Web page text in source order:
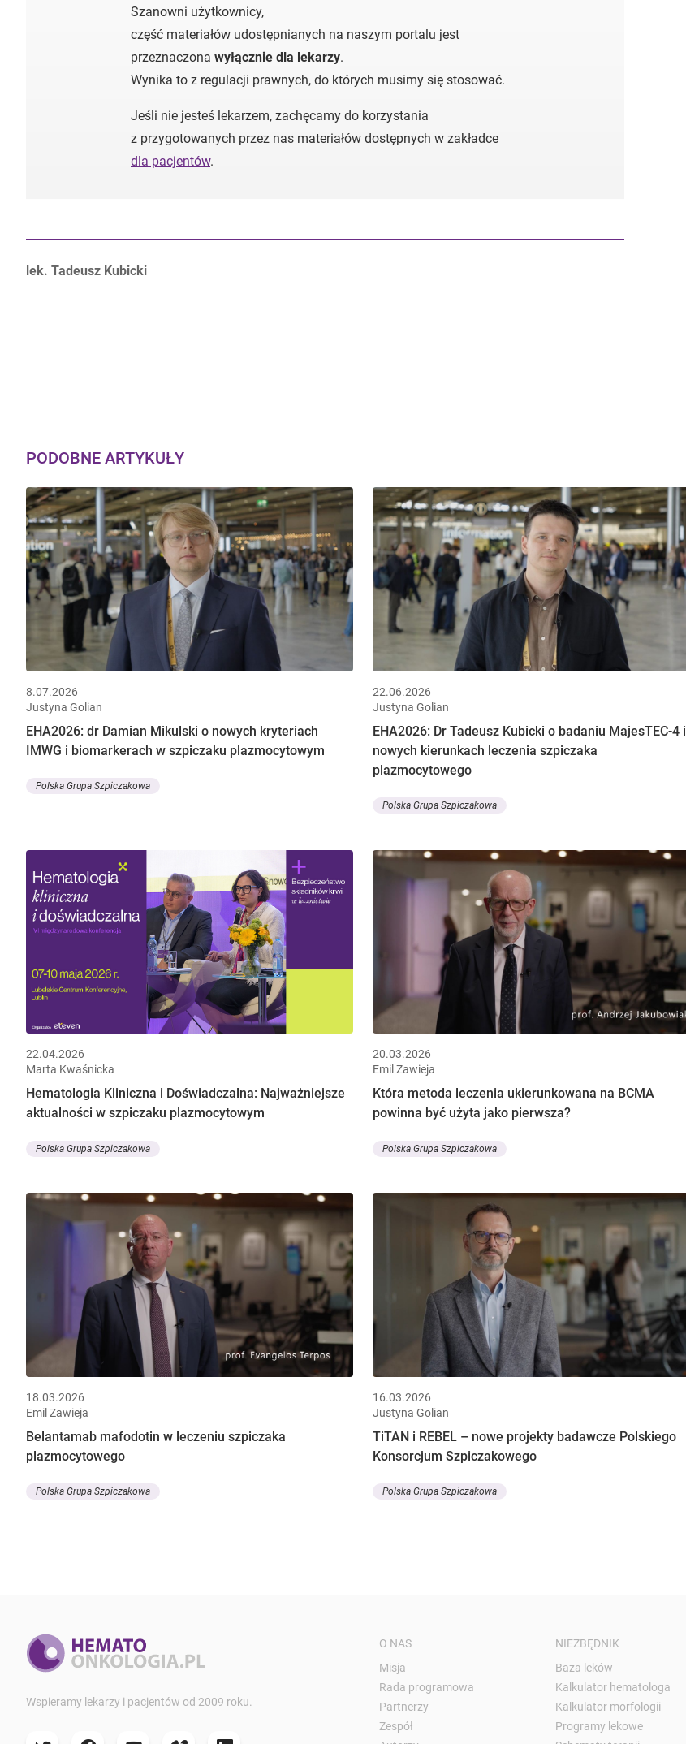
Szanowni użytkownicy,
część materiałów udostępnianych na naszym portalu jest
przeznaczona wyłącznie dla lekarzy.
Wynika to z regulacji prawnych, do których musimy się stosować.
Jeśli nie jesteś lekarzem, zachęcamy do korzystania
z przygotowanych przez nas materiałów dostępnych w zakładce
dla pacjentów.
Autorzy:
lek. Tadeusz Kubicki
PODOBNE ARTYKUŁY
8.07.2026
Justyna Golian
EHA2026: dr Damian Mikulski o nowych kryteriach
IMWG i biomarkerach w szpiczaku plazmocytowym
Polska Grupa Szpiczakowa
22.06.2026
Justyna Golian
EHA2026: Dr Tadeusz Kubicki o badaniu MajesTEC-4 i
nowych kierunkach leczenia szpiczaka
plazmocytowego
Polska Grupa Szpiczakowa
22.04.2026
Marta Kwaśnicka
Hematologia Kliniczna i Doświadczalna: Najważniejsze
aktualności w szpiczaku plazmocytowym
Polska Grupa Szpiczakowa
20.03.2026
Emil Zawieja
Która metoda leczenia ukierunkowana na BCMA
powinna być użyta jako pierwsza?
Polska Grupa Szpiczakowa
18.03.2026
Emil Zawieja
Belantamab mafodotin w leczeniu szpiczaka
plazmocytowego
Polska Grupa Szpiczakowa
16.03.2026
Justyna Golian
TiTAN i REBEL – nowe projekty badawcze Polskiego
Konsorcjum Szpiczakowego
Polska Grupa Szpiczakowa
Wspieramy lekarzy i pacjentów od 2009 roku.
O NAS
Misja
Rada programowa
Partnerzy
Zespół
NIEZBĘDNIK
Baza leków
Kalkulator hematologa
Kalkulator morfologii
Programy lekowe